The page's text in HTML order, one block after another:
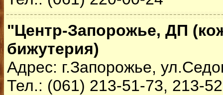
"Центр-Запорожье, ДП
бижутерия)
Адрес: г.Запорожье,
Тел.: (061) 213-51-73, 213-